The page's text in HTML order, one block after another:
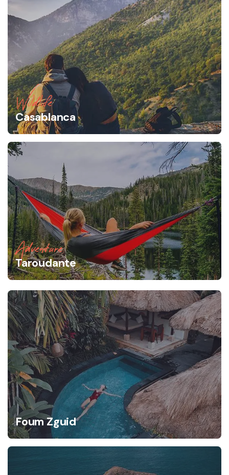
Wildlife
Casablanca
Adventure
Taroudante
Foum Zguid